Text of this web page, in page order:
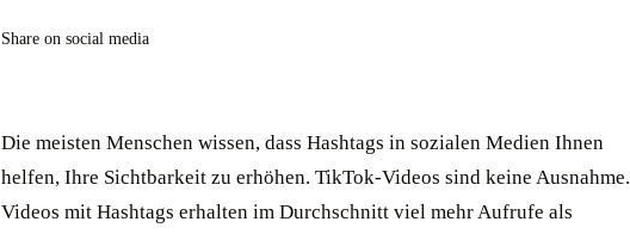
Share on social media
Die meisten Menschen wissen, dass Hashtags in sozialen Medien Ihnen
helfen, Ihre Sichtbarkeit zu erhöhen. TikTok-Videos sind keine Ausnahme.
Videos mit Hashtags erhalten im Durchschnitt viel mehr Aufrufe als